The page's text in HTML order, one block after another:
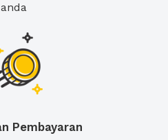
anda
Pembayaran